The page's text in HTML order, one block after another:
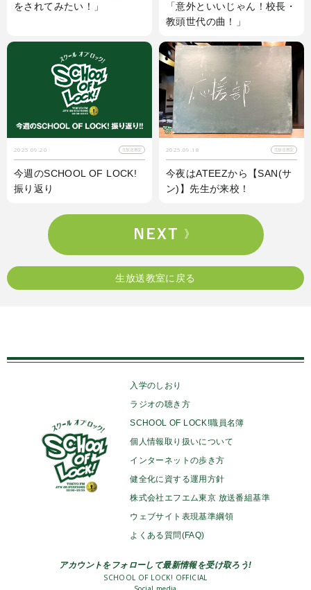
をされてみたい！」
「意外といいじゃん！校長・
教頭世代の曲！」
2025.09.20 生放送教室
今週のSCHOOL OF LOCK!
振り返り
2025.09.18 生放送教室
今夜はATEEZから【SAN(サ
ン)】先生が来校！
生放送教室に戻る
入学のしおり
ラジオの聴き方
SCHOOL OF LOCK!職員名簿
個人情報取り扱いについて
インターネットの歩き方
健全化に資する運用方針
株式会社エフエム東京 放送番組基準
ウェブサイト表現基準綱領
よくある質問(FAQ)
アカウントをフォローして最新情報を受け取ろう!
SCHOOL OF LOCK! OFFICIAL